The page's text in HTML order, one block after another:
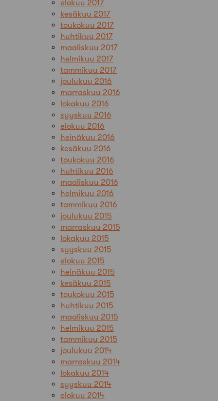
elokuu 2017
kesäkuu 2017
toukokuu 2017
huhtikuu 2017
maaliskuu 2017
helmikuu 2017
tammikuu 2017
joulukuu 2016
marraskuu 2016
lokakuu 2016
syyskuu 2016
elokuu 2016
heinäkuu 2016
kesäkuu 2016
toukokuu 2016
huhtikuu 2016
maaliskuu 2016
helmikuu 2016
tammikuu 2016
joulukuu 2015
marraskuu 2015
lokakuu 2015
syyskuu 2015
elokuu 2015
heinäkuu 2015
kesäkuu 2015
toukokuu 2015
huhtikuu 2015
maaliskuu 2015
helmikuu 2015
tammikuu 2015
joulukuu 2014
marraskuu 2014
lokakuu 2014
syyskuu 2014
elokuu 2014